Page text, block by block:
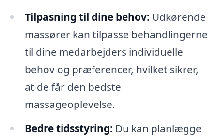
Tilpasning til dine behov: Udkørende
massører kan tilpasse behandlingerne
til dine medarbejders individuelle
behov og præferencer, hvilket sikrer,
at de får den bedste
massageoplevelse.
Bedre tidsstyring: Du kan planlægge